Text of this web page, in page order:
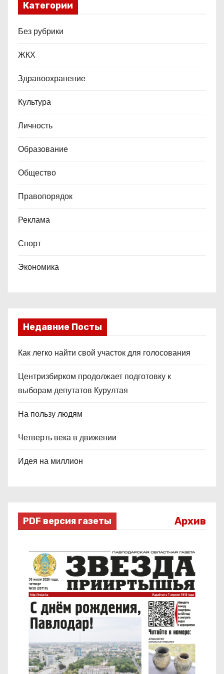
з
а
п
и
с
е
Категории
Без рубрики
ЖКХ
Здравоохранение
Культура
Личность
Образование
Общество
Правопорядок
Реклама
Спорт
Экономика
Недавние Посты
Как легко найти свой участок для голосования
Центризбирком продолжает подготовку к
выборам депутатов Курултая
На пользу людям
Четверть века в движении
Идея на миллион
PDF версия газеты Архив